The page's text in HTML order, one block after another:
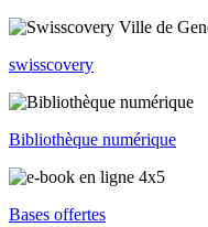
swisscovery
Bibliothèque numérique
Bases offertes